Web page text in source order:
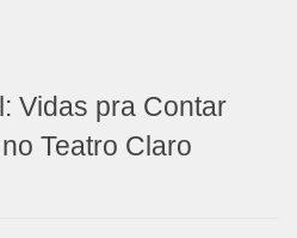
Vidas pra Contar
Teatro Claro